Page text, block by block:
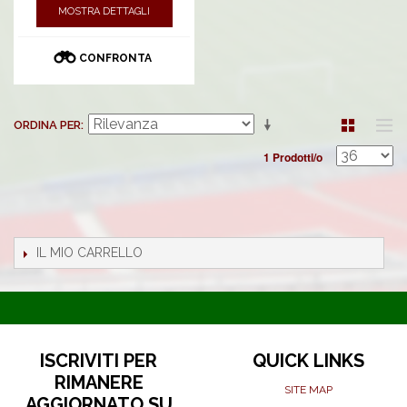
MOSTRA DETTAGLI
CONFRONTA
ORDINA PER
1 Prodotti/o
IL MIO CARRELLO
ISCRIVITI PER
RIMANERE
QUICK LINKS
SITE MAP